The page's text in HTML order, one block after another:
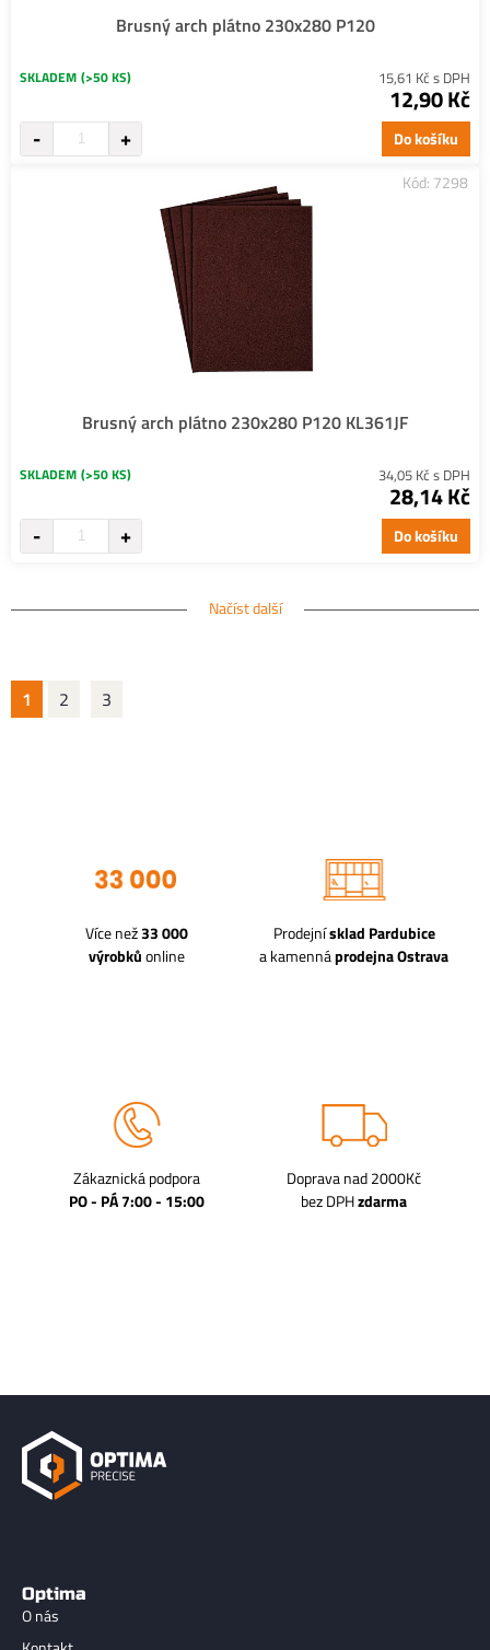
Brusný arch plátno 230x280 P120
SKLADEM (>50 KS) 15,61 Kč s DPH
12,90 Kč
Do košíku
Kód: 7298
Brusný arch plátno 230x280 P120 KL361JF
SKLADEM (>50 KS) 34,05 Kč s DPH
28,14 Kč
Do košíku
Načíst další
1 2 3
Více než33 000
výrobkůonline
Prodejnísklad Pardubice
a kamennáprodejna Ostrava
Zákaznická podpora
PO - PÁ 7:00 - 15:00
Doprava nad 2000Kč
bez DPHzdarma
Optima
O nás